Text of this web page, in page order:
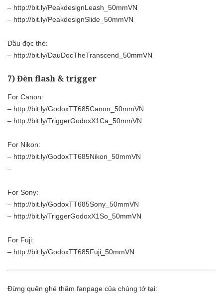
– http://bit.ly/PeakdesignLeash_50mmVN
– http://bit.ly/PeakdesignSlide_50mmVN
Đầu đọc thẻ:
– http://bit.ly/DauDocTheTranscend_50mmVN
7) Đèn flash & trigger
For Canon:
– http://bit.ly/GodoxTT685Canon_50mmVN
– http://bit.ly/TriggerGodoxX1Ca_50mmVN
For Nikon:
– http://bit.ly/GodoxTT685Nikon_50mmVN
–
For Sony:
– http://bit.ly/GodoxTT685Sony_50mmVN
– http://bit.ly/TriggerGodoxX1So_50mmVN
For Fuji:
– http://bit.ly/GodoxTT685Fuji_50mmVN
Đừng quên ghé thăm fanpage của chúng tớ tại: